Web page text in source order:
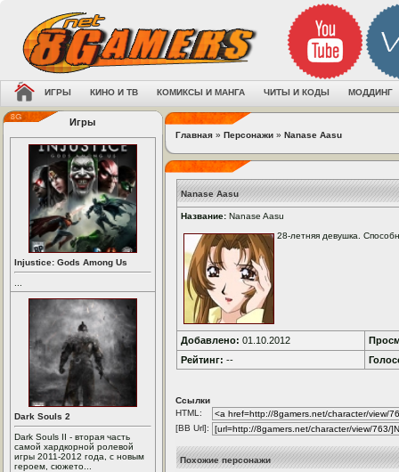
ИГРЫ КИНО И ТВ КОМИКСЫ И МАНГА ЧИТЫ И КОДЫ МОДДИНГ
Игры
Injustice: Gods Among Us
Dark Souls 2
Dark Souls II - вторая часть
самой хардкорной ролевой
игры 2011-2012 года, с новым
героем, сюжето...
Главная » Персонажи » Nanase Aasu
Nanase Aasu
Название: Nanase Aasu
28-летняя девушка.
Добавлено: 01.10.2012
Рейтинг: --
Ссылки
HTML:
[BB Url]:
Похожие персонажи